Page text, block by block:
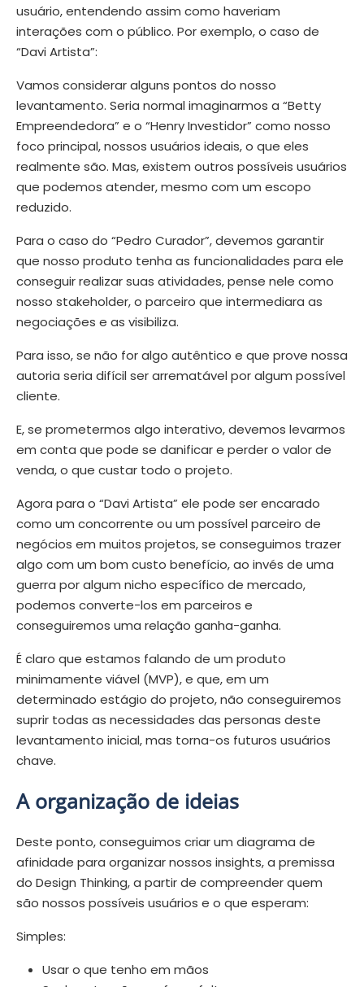
usuário, entendendo assim como haveriam
interações com o público. Por exemplo, o caso de
“Davi Artista”:
Vamos considerar alguns pontos do nosso
levantamento. Seria normal imaginarmos a “Betty
Empreendedora” e o “Henry Investidor” como nosso
foco principal, nossos usuários ideais, o que eles
realmente são. Mas, existem outros possíveis usuários
que podemos atender, mesmo com um escopo
reduzido.
Para o caso do “Pedro Curador”, devemos garantir
que nosso produto tenha as funcionalidades para ele
conseguir realizar suas atividades, pense nele como
nosso stakeholder, o parceiro que intermediara as
negociações e as visibiliza.
Para isso, se não for algo autêntico e que prove nossa
autoria seria difícil ser arrematável por algum possível
cliente.
E, se prometermos algo interativo, devemos levarmos
em conta que pode se danificar e perder o valor de
venda, o que custar todo o projeto.
Agora para o “Davi Artista” ele pode ser encarado
como um concorrente ou um possível parceiro de
negócios em muitos projetos, se conseguimos trazer
algo com um bom custo benefício, ao invés de uma
guerra por algum nicho específico de mercado,
podemos converte-los em parceiros e
conseguiremos uma relação ganha-ganha.
É claro que estamos falando de um produto
minimamente viável (MVP), e que, em um
determinado estágio do projeto, não conseguiremos
suprir todas as necessidades das personas deste
levantamento inicial, mas torna-os futuros usuários
chave.
A organização de ideias
Deste ponto, conseguimos criar um diagrama de
afinidade para organizar nossos insights, a premissa
do Design Thinking, a partir de compreender quem
são nossos possíveis usuários e o que esperam:
Simples:
Usar o que tenho em mãos